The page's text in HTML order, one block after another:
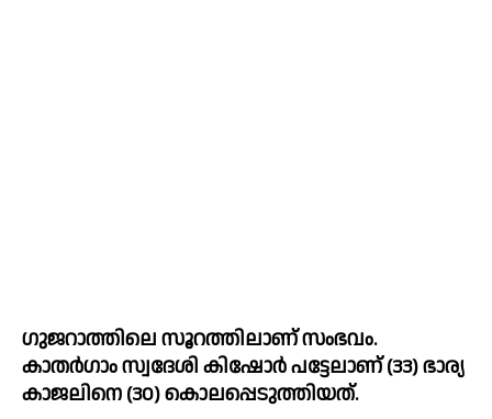
ഗുജറാത്തിലെ സൂറത്തിലാണ് സംഭവം.
കാതർഗാം സ്വദേശി കിഷോർ പട്ടേലാണ് (33) ഭാര്യ
കാജലിനെ (30) കൊലപ്പെടുത്തിയത്.